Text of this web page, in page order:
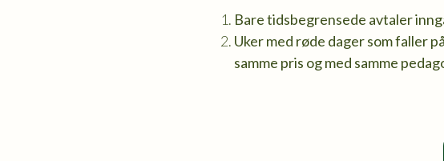
Bare tidsbegrensede avtaler
Uker med røde dager som faller
samme pris og med samme